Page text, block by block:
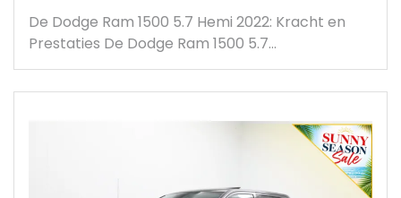
De Dodge Ram 1500 5.7 Hemi 2022: Kracht en
Prestaties De Dodge Ram 1500 5.7…